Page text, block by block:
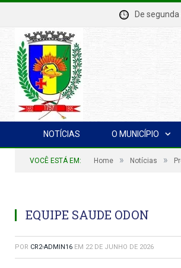
De
NOTÍCIAS O MUNICÍPIO
VOCÊ ESTÁ EM: Home » Notícias »
EQUIPE SAUDE ODON
POR CR2-ADMIN16 EM 22 DE JUNHO DE 2026